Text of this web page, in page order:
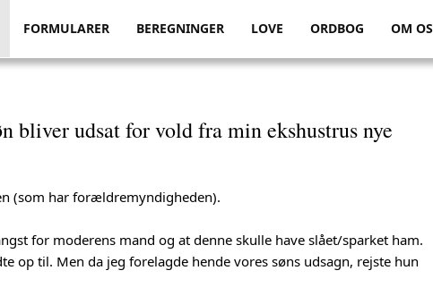
FORMULARER BEREGNINGER LOVE ORDBOG OM OS
bliver udsat for vold fra min ekshustrus nye
(som har forældremyndigheden).
for moderens mand og at denne skulle have slået/sparket ham.
op til. Men da jeg forelagde hende vores søns udsagn, rejste hun